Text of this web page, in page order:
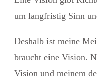
um langfristig Sinn
Deshalb ist meine
braucht eine Vision.
Vision und meinem